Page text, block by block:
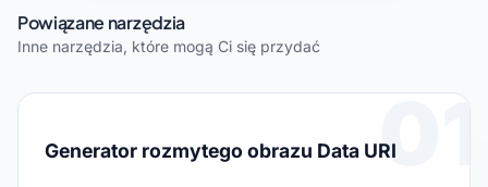
Powiązane narzędzia
Inne narzędzia, które mogą Ci się przydać
01
Generator rozmytego obrazu Data URI